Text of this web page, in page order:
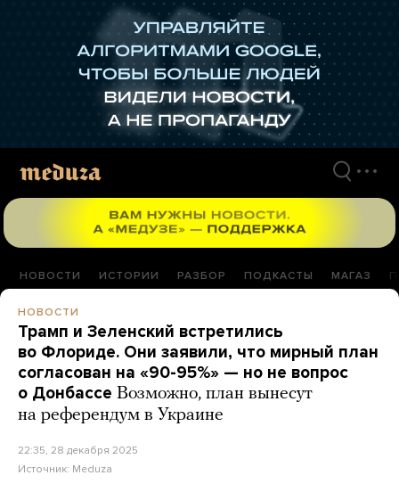
НОВОСТИ ИСТОРИИ РАЗБОР ПОДКАСТЫ МАГАЗ
НОВОСТИ
Трамп и Зеленский встретились
во Флориде. Они заявили, что мирный план
согласован на «90-95%» — но не вопрос
о Донбассе Возможно, план вынесут
на референдум в Украине
22:35, 28 декабря 2025
Источник: Meduza